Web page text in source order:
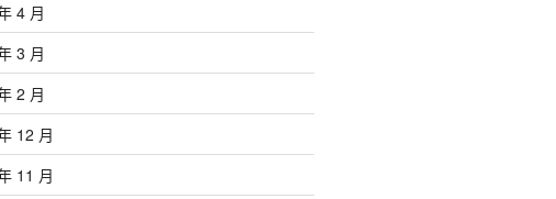
4 月
3 月
2 月
12 月
11 月